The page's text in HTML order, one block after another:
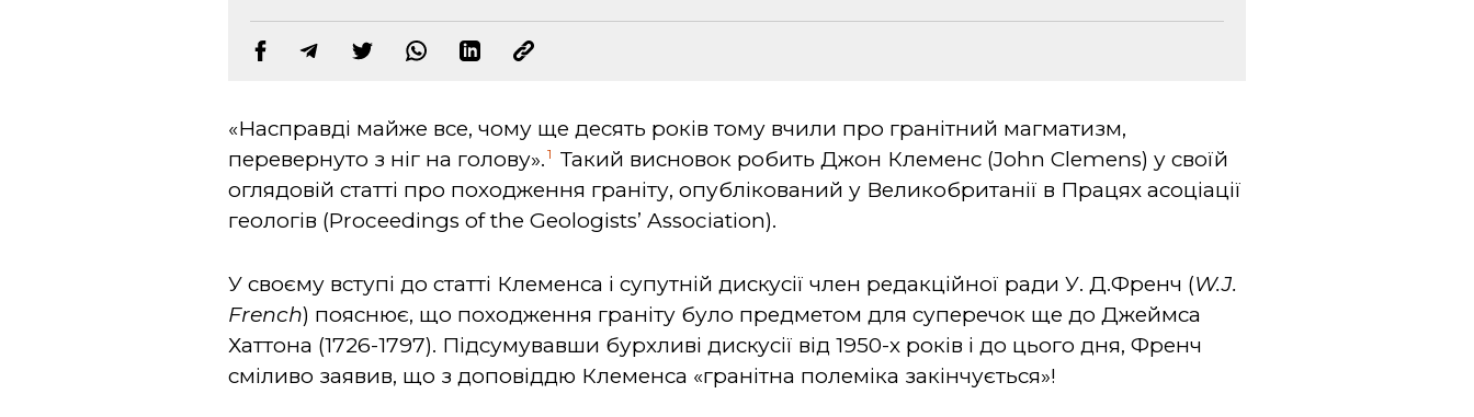
«Насправді майже все, чому ще десять років тому вчили про гранітний магматизм,
перевернуто з ніг на голову». 1
Такий висновок робить Джон Клеменс (John Clemens) у своїй
оглядовій статті про походження граніту, опублікований у Великобританії в Працях асоціації
геологів (Proceedings of the Geologists’ Association).
У своєму вступі до статті Клеменса і супутній дискусії член редакційної ради У. Д.Френч (W.J.
French) пояснює, що походження граніту було предметом для суперечок ще до Джеймса
Хаттона (1726-1797). Підсумувавши бурхливі дискусії від 1950-х років і до цього дня, Френч
сміливо заявив, що з доповіддю Клеменса «гранітна полеміка закінчується»!